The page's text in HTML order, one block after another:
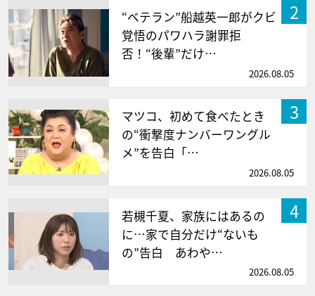
2
“ベテラン”船越英一郎がクビ
覚悟のパワハラ謝罪拒
否！“後輩”だけ…
2026.08.05
3
マツコ、初めて食べたとき
の“衝撃度ナンバーワングル
メ”を告白「…
2026.08.05
4
若槻千夏、家族にはあるの
に…家で自分だけ“ないも
の”告白 あわや…
2026.08.05